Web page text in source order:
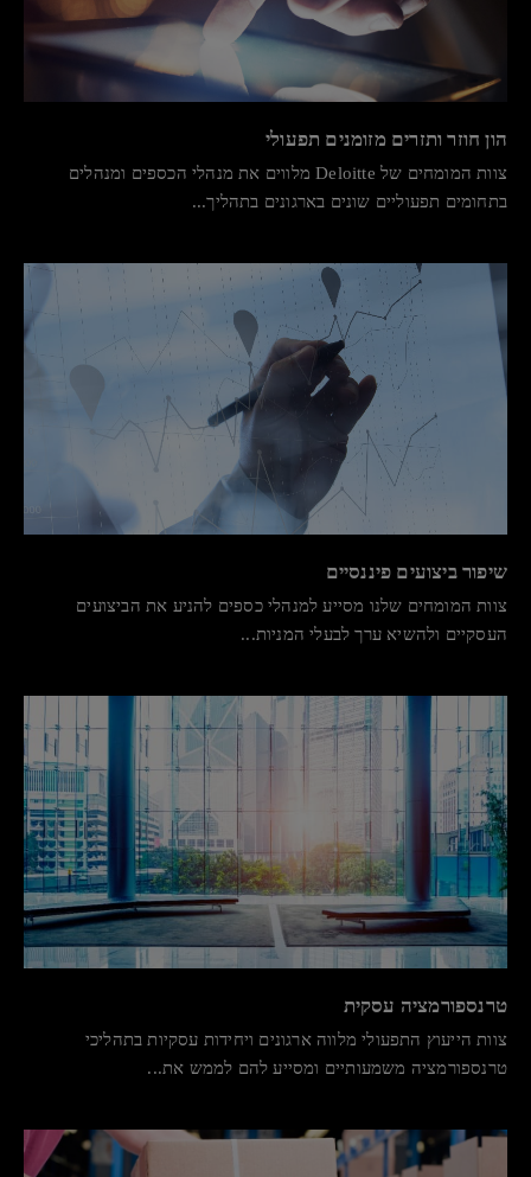
הון חוזר ותזרים מזומנים תפעולי
צוות המומחים של Deloitte מלווים את מנהלי הכספים ומנהלים
בתחומים תפעוליים שונים בארגונים בתהליך...
שיפור ביצועים פיננסיים
צוות המומחים שלנו מסייע למנהלי כספים להניע את הביצועים
העסקיים ולהשיא ערך לבעלי המניות...
טרנספורמציה עסקית
צוות הייעוץ התפעולי מלווה ארגונים ויחידות עסקיות בתהליכי
טרנספורמציה משמעותיים ומסייע להם לממש את...